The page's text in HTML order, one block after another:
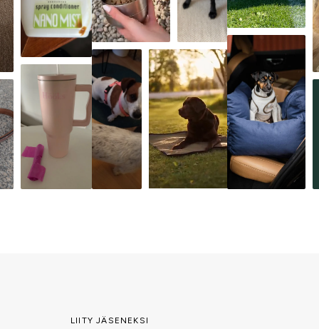
LIITY JÄSENEKSI